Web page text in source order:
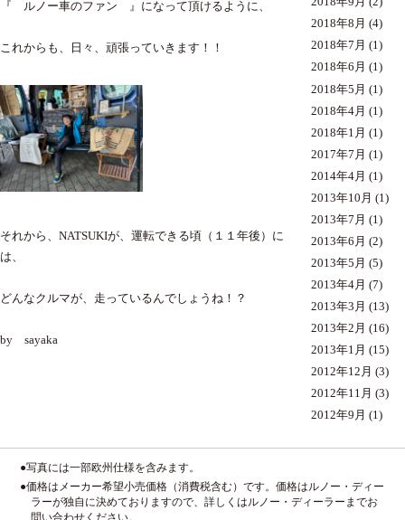
『 ルノー車のファン 』になって頂けるように、
これからも、日々、頑張っていきます！！
それから、NATSUKIが、運転できる頃（１１年後）に
は、
どんなクルマが、走っているんでしょうね！？
by sayaka
2018年8月 (4)
2018年7月 (1)
2018年6月 (1)
2018年5月 (1)
2018年4月 (1)
2018年1月 (1)
2017年7月 (1)
2014年4月 (1)
2013年10月 (1)
2013年7月 (1)
2013年6月 (2)
2013年5月 (5)
2013年4月 (7)
2013年3月 (13)
2013年2月 (16)
2013年1月 (15)
2012年12月 (3)
2012年11月 (3)
2012年9月 (1)
●写真には一部欧州仕様を含みます。
●価格はメーカー希望小売価格（消費税含む）です。価格はルノー・ディー
ラーが独自に決めておりますので、詳しくはルノー・ディーラーまでお
問い合わせください。